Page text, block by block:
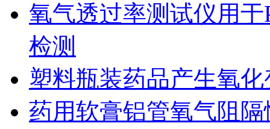
氧气透过率测试仪用
检测
塑料瓶装药品产生氧
药用软膏铝管氧气阻